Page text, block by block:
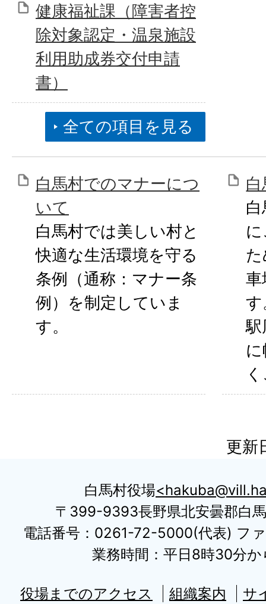
健康福祉課（障害者控
除対象認定・温泉施設
利用助成券交付申請
書）
全ての項目を見る
白馬村でのマナーにつ
いて
白馬村では美しい村と
快適な生活環境を守る
条例（通称：マナー条
例）を制定していま
す。
す
更新
白馬村役場
〒399-9393長野県北安曇郡白
電話番号：0261-72-5000(代表) フ
業務時間：平日8時30分か
役場までのアクセス 組織案内
サ